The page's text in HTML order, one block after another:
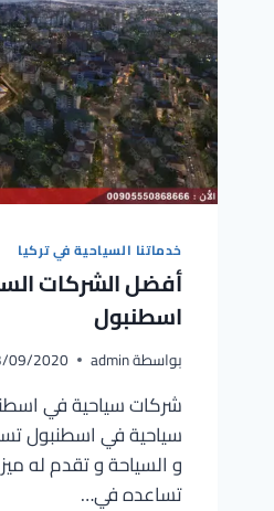
خدماتنا السياحية في تركيا
أفضل الشركات
اسطنبول
بواسطةadmin
09/2020
شركات سياحية في
سياحية في اسطنبول
و السياحة و تقدم له
تساعده في…